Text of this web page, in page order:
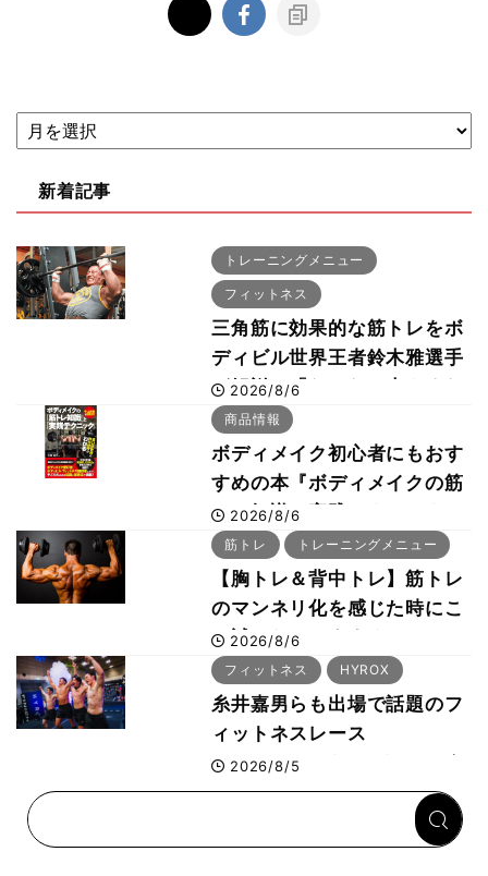
新着記事
トレーニングメニュー
フィットネス
三角筋に効果的な筋トレをボ
ディビル世界王者鈴木雅選手
が解説！「なかなか大きくな
らない肩の鍛え方」前編
2026/8/6
商品情報
ボディメイク初心者にもおす
すめの本『ボディメイクの筋
トレ知識と実践テクニック』
2026/8/6
筋トレ トレーニングメニュー
【胸トレ＆背中トレ】筋トレ
のマンネリ化を感じた時にこ
そ試したいおすすめメニュー
「拮抗筋スーパーセット法」
2026/8/6
フィットネス HYROX
糸井嘉男らも出場で話題のフ
ィットネスレース
HYROX（ハイロックス）が
幕張メッセで8月6日から開
幕 約1万2,000人が集結
2026/8/5